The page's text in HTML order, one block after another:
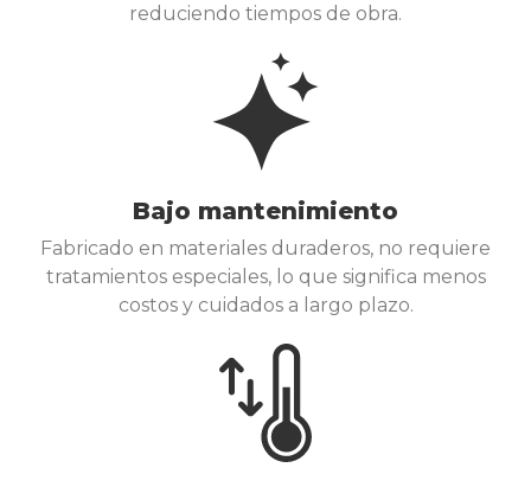
reduciendo tiempos de obra.
Bajo mantenimiento
Fabricado en materiales duraderos, no requiere
tratamientos especiales, lo que significa menos
costos y cuidados a largo plazo.